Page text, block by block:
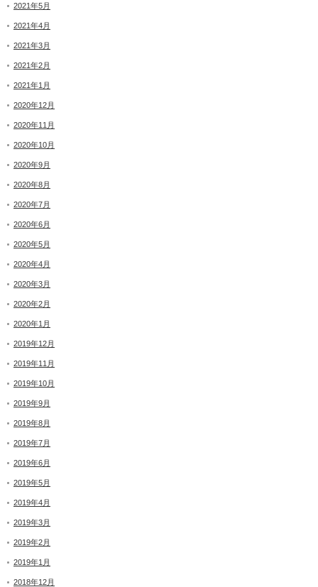
2021年5月
2021年4月
2021年3月
2021年2月
2021年1月
2020年12月
2020年11月
2020年10月
2020年9月
2020年8月
2020年7月
2020年6月
2020年5月
2020年4月
2020年3月
2020年2月
2020年1月
2019年12月
2019年11月
2019年10月
2019年9月
2019年8月
2019年7月
2019年6月
2019年5月
2019年4月
2019年3月
2019年2月
2019年1月
2018年12月